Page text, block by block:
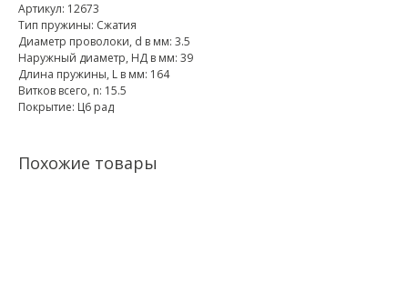
Артикул: 12673
Тип пружины: Сжатия
Диаметр проволоки, d в мм: 3.5
Наружный диаметр, НД в мм: 39
Длина пружины, L в мм: 164
Витков всего, n: 15.5
Покрытие: Ц6 рад
Похожие товары